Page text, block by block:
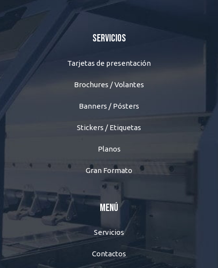
Servicios
Tarjetas de presentación
Brochures / Volantes
Banners / Pósters
Stickers / Etiquetas
Planos
Gran Formato
Menú
Servicios
Contactos